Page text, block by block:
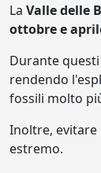
La Valle delle
ottobre e
Durante
rendendo
fossili molto
Inoltre, evitare
estremo.